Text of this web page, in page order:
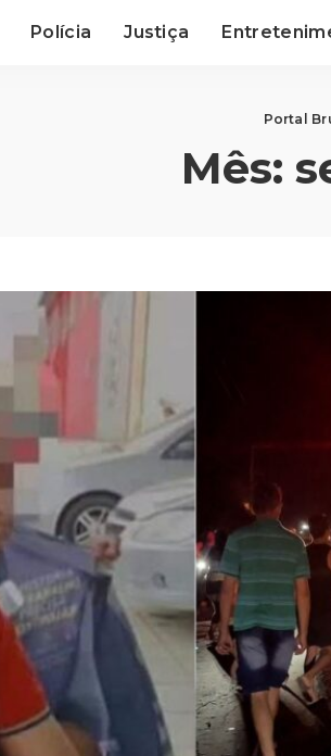
Polícia Justiça
Portal
Mês: